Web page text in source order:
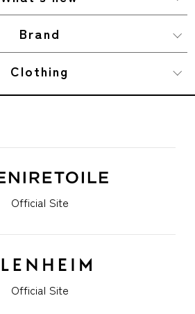
Brand
Clothing
Official Site
Official Site